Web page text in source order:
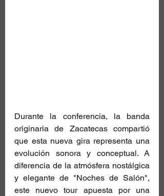
Durante la conferencia, la banda
originaria de Zacatecas compartió
que esta nueva gira representa una
evolución sonora y conceptual. A
diferencia de la atmósfera nostálgica
y elegante de "Noches de Salón",
este nuevo tour apuesta por una